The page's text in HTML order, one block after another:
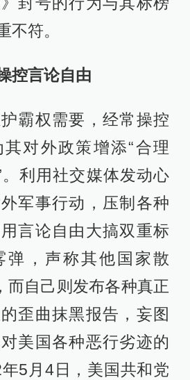
不符。
控言论自由
霸权需要，经常操控
对外政策增添“合理
。利用社交媒体发动心
军事行动，压制各种
言论自由大搞双重标
弹，声称其他国家散
而自己则发布各种真正
歪曲抹黑报告，妄图
美国各种恶行劣迹的
5月4日，美国共和党